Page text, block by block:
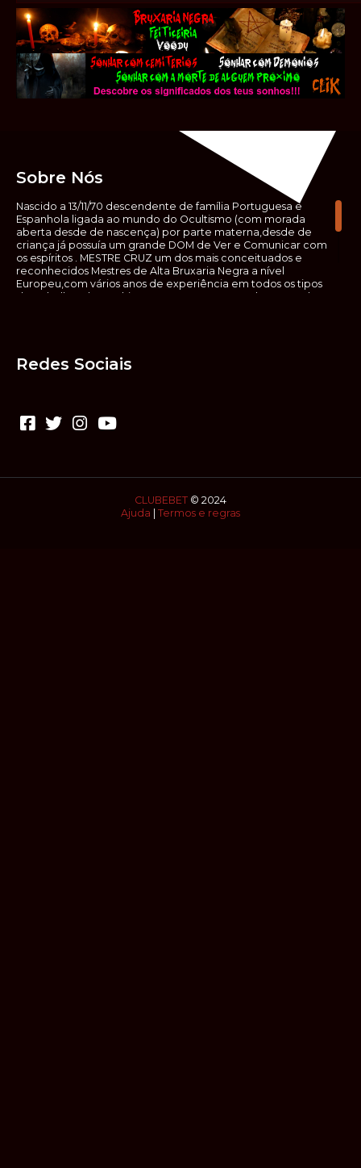
Sobre Nós
Nascido a 13/11/70 descendente de família Portuguesa e
Espanhola ligada ao mundo do Ocultismo (com morada
aberta desde de nascença) por parte materna,desde de
criança já possuía um grande DOM de Ver e Comunicar com
os espíritos . MESTRE CRUZ um dos mais conceituados e
reconhecidos Mestres de Alta Bruxaria Negra a nível
Europeu,com vários anos de experiência em todos os tipos
de trabalhos de Ocultismo. Escreveu os seus saberes ocultos
não o faça sem precauções e sem possuir a devida
poderão causar danos. Consultai por isso sempre um
(médium) conhecedor, quando se trata de fazer trabalhos
Redes Sociais
CLUBEBET © 2024
Ajuda
Termos e regras